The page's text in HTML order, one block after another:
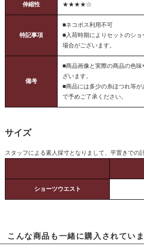
伸縮性 ★★★★☆
特記事項
■ネコポス利用不可
■入荷時期によりセットのシ
場合がございます。
備考
■商品画像と実際の商品の色
ざいます。
■商品には多少の糸ほつれ等
で予めご了承ください。
サイズ
スタッフによる素人採寸となりまして、平置きでの
ショーツウエスト
こんな商品も一緒に購入されてい